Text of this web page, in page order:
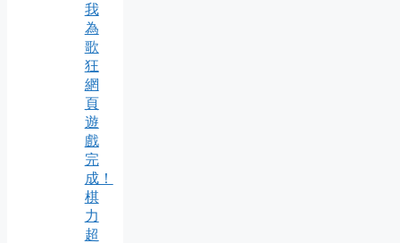
我
為
歌
狂
網
頁
遊
戲
完
成！
棋
力
超